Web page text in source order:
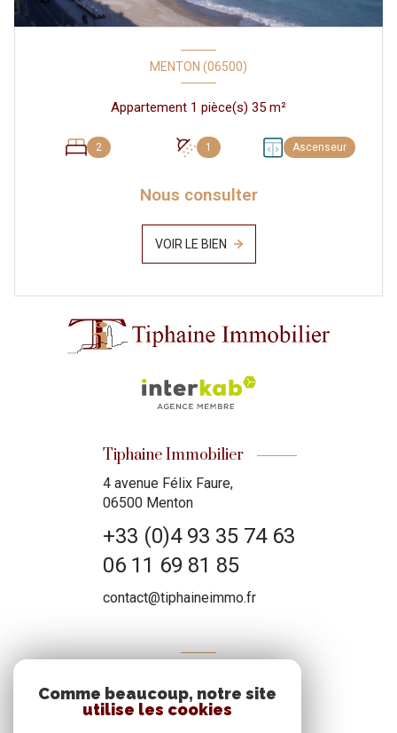
MENTON (06500)
Appartement 1 pièce(s) 35 m²
2 1 Ascenseur
Nous consulter
VOIR LE BIEN
Tiphaine Immobilier
4 avenue Félix Faure,
06500 Menton
+33 (0)4 93 35 74 63
06 11 69 81 85
contact@tiphaineimmo.fr
Nous adhérons
Comme beaucoup, notre site
utilise les cookies